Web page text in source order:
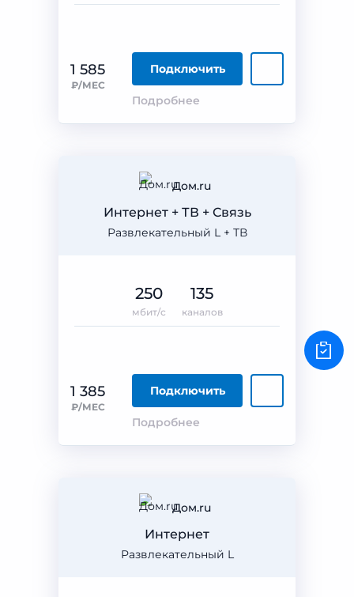
1 585
₽/МЕС
Подключить
Подробнее
Дом.ru
Развлекательный L + ТВ
Интернет + ТВ + Связь
1 385
₽/МЕС
Подключить
Подробнее
250
мбит/с
135
каналов
Дом.ru
Развлекательный L
Интернет